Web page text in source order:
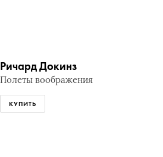
Ричард Докинз
Полеты воображения
КУПИТЬ